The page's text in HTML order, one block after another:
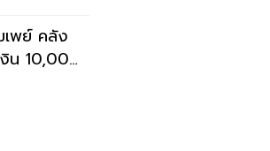
เพย์ คลัง
น 10,000